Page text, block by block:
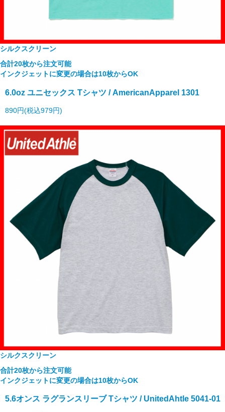
シルクスクリーン
合計20枚から注文可能
インクジェットに変更の場合は10枚からOK
6.0oz ユニセックス Tシャツ / AmericanApparel 1301
890円(税込979円)
シルクスクリーン
合計20枚から注文可能
インクジェットに変更の場合は10枚からOK
5.6オンス ラグランスリーブ Tシャツ / UnitedAhtle 5041-01